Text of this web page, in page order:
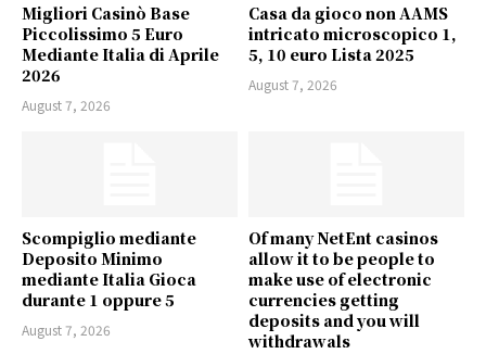
Migliori Casinò Base
Piccolissimo 5 Euro
Mediante Italia di Aprile
2026
August 7, 2026
Casa da gioco non AAMS
intricato microscopico 1,
5, 10 euro Lista 2025
August 7, 2026
Scompiglio mediante
Deposito Minimo
mediante Italia Gioca
durante 1 oppure 5
August 7, 2026
Of many NetEnt casinos
allow it to be people to
make use of electronic
currencies getting
deposits and you will
withdrawals